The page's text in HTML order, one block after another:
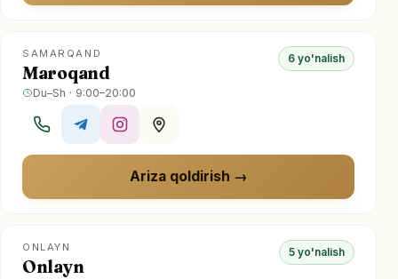
SAMARQAND
Maroqand
6 yo'nalish
Du–Sh · 9:00–20:00
Ariza qoldirish
ONLAYN
Onlayn
5 yo'nalish